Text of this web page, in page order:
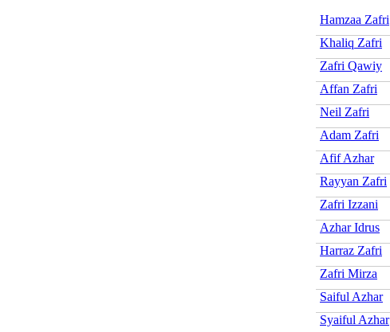
Hamzaa Zafri
Khaliq Zafri
Zafri Qawiy
Affan Zafri
Neil Zafri
Adam Zafri
Afif Azhar
Rayyan Zafri
Zafri Izzani
Azhar Idrus
Harraz Zafri
Zafri Mirza
Saiful Azhar
Syaiful Azhar